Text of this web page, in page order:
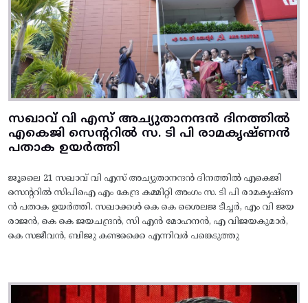
സഖാവ് വി എസ് അച്യുതാനന്ദൻ ദിനത്തിൽ
എകെജി സെന്ററിൽ സ. ടി പി രാമകൃഷ്‌ണൻ
പതാക ഉയർത്തി
ജൂലൈ 21 സഖാവ് വി എസ് അച്യുതാനന്ദൻ ദിനത്തിൽ എകെജി
സെന്ററിൽ സിപിഐ എം കേന്ദ്ര കമ്മിറ്റി അംഗം സ. ടി പി രാമകൃഷ്‌ണ
ൻ പതാക ഉയർത്തി. സഖാക്കൾ കെ കെ ശൈലജ ടീച്ചർ, എം വി ജയ
രാജൻ, കെ കെ ജയചന്ദ്രൻ, സി എൻ മോഹനൻ, എ വിജയകുമാർ,
കെ സജീവൻ, ബിജു കണ്ടക്കൈ എന്നിവർ പങ്കെടുത്തു